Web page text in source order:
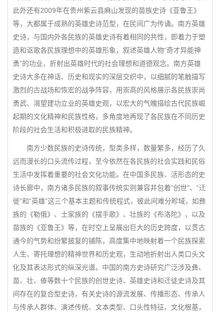
此外还有2009年在贵州紫云县麻山发现的苗族史诗《亚鲁王》
等，大都属于成熟的英雄史诗范型，在民间广为传诵。南方英雄
史诗，与国内外各民族的英雄史诗有着相同的共性，即着力于塑
造和讴歌各民族理想中的英雄形象，叙述英雄人物“奇才异能神
勇”的功业，折射出英雄时代的社会理想和道德观念。南方英雄
史诗大多在神话、历史和现实的深层交织中，以细腻的笔触描写
激烈的古战场和恢宏的战争阵容，用崇高的风格展示各民族崇尚
勇武、渴望建功立业的英雄史观，以宏大的气魄描绘古代民族崛
起期的文化精神和民族性格，多角度地再现了各民族在不同历史
阶段的社会生活和积极进取的民族精神。
南方少数民族的史诗传统，型类多样，数量繁多，经历了久
远而漫长的口头流传过程，至今依然在各民族的社会实践和民俗
生活中发挥着重要的社会文化功能。在中国多民族、活形态的史
诗长廊中，南方诸多民族的叙事传统实则兼容并包着“创世”、“迁
徙”和“英雄”这三个基本主题和传统程式，彼此间难分畛域，如彝
族的《勒俄》、土家族的《摆手歌》、壮族的《布洛陀》，以及
苗族的《亚鲁王》等，在时空上呈展出巨大的历史跨度，以贯古
通今的气势和纷繁披复的铺陈，高度集中地映射着一个民族探索
人生、寄托理想的精神世界和历史观，生动地折射出人类口头文
化及其表达形式的纵深光谱。中国的南方史诗研究广泛涉及彝、
苗、壮、傣等数十个民族的创世史诗、英雄史诗和迁徒史诗及其
间存在的复合型史诗，有关史诗的源流发展、传播形态、传承人
与传承人群体、演述传统、文本类型、口头性特征、文化根基，